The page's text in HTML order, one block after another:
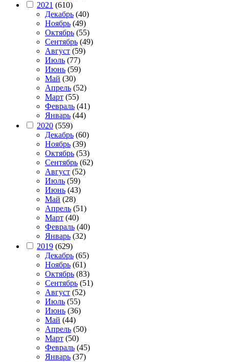
2021 (610)
Декабрь (40)
Ноябрь (49)
Октябрь (55)
Сентябрь (49)
Август (59)
Июль (77)
Июнь (59)
Май (30)
Апрель (52)
Март (55)
Февраль (41)
Январь (44)
2020 (559)
Декабрь (60)
Ноябрь (39)
Октябрь (53)
Сентябрь (62)
Август (52)
Июль (59)
Июнь (43)
Май (28)
Апрель (51)
Март (40)
Февраль (40)
Январь (32)
2019 (629)
Декабрь (65)
Ноябрь (61)
Октябрь (83)
Сентябрь (51)
Август (52)
Июль (55)
Июнь (36)
Май (44)
Апрель (50)
Март (50)
Февраль (45)
Январь (37)